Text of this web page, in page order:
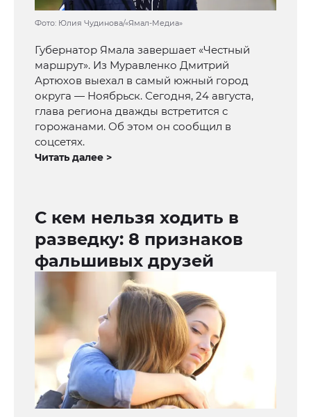
Фото: Юлия Чудинова/«Ямал-Медиа»
Губернатор Ямала завершает «Честный
маршрут». Из Муравленко Дмитрий
Артюхов выехал в самый южный город
округа — Ноябрьск. Сегодня, 24 августа,
глава региона дважды встретится с
горожанами. Об этом он сообщил в
соцсетях.
Читать далее >
С кем нельзя ходить в
разведку: 8 признаков
фальшивых друзей